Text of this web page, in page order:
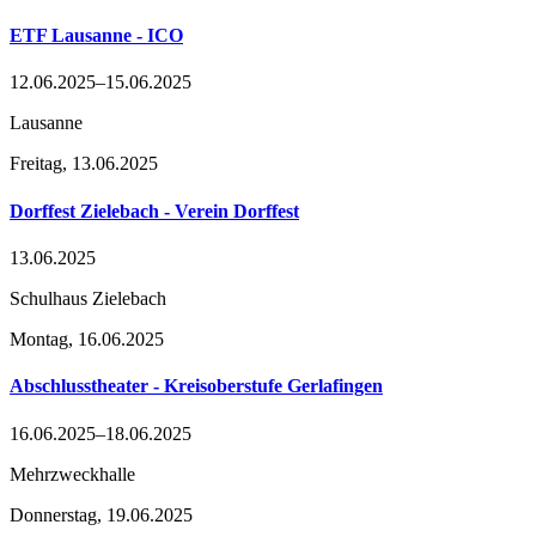
ETF Lausanne - ICO
12.06.2025–15.06.2025
Lausanne
Freitag, 13.06.2025
Dorffest Zielebach - Verein Dorffest
13.06.2025
Schulhaus Zielebach
Montag, 16.06.2025
Abschlusstheater - Kreisoberstufe Gerlafingen
16.06.2025–18.06.2025
Mehrzweckhalle
Donnerstag, 19.06.2025